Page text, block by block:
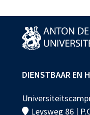
DIENSTBAAR EN
Leysweg 86 |